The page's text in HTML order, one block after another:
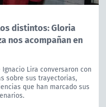
distintos: Gloria
nos acompañan en
Lira conversaron con
sobre sus trayectorias,
que han marcado sus